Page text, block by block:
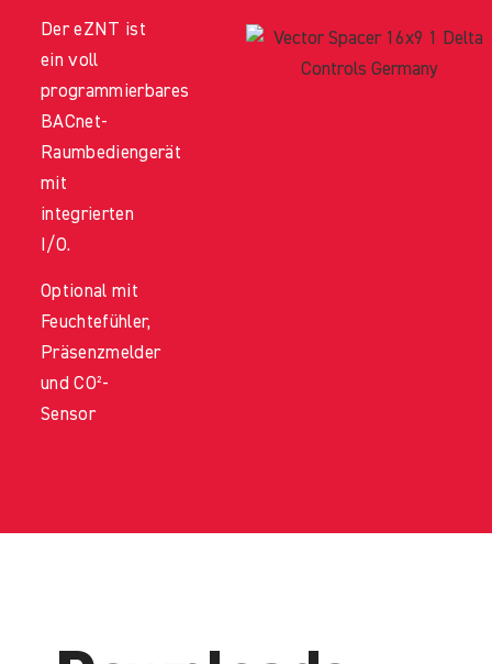
Der eZNT ist
ein voll
programmierbares
BACnet-
Raumbediengerät
mit
integrierten
I/O.
Optional mit
Feuchtefühler,
Präsenzmelder
und CO²-
Sensor